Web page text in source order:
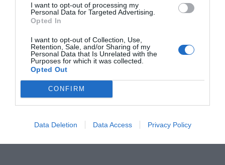
I want to opt-out of processing my
Personal Data for Targeted Advertising.
Opted In
I want to opt-out of Collection, Use,
Retention, Sale, and/or Sharing of my
Personal Data that Is Unrelated with the
Purposes for which it was collected.
Opted Out
CONFIRM
Data Deletion Data Access Privacy Policy
Jaa artikkeli:
F
a
e
b
M
e
e
n
X W
h
s
A
C
o
y
Li
S
e